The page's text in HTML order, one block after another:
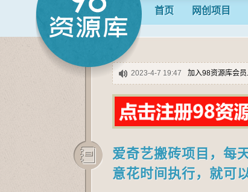
首页 网创项目
2023-4-7 19:47 加入98资源库会
爱奇艺搬砖项目，每
意花时间执行，就可